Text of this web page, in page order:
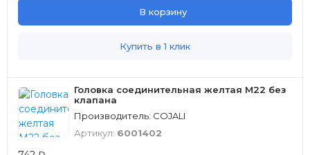
В корзину
Купить в 1 клик
Головка соединительная желтая M22 без
клапана
Производитель: COJALI
Артикул: 6001402